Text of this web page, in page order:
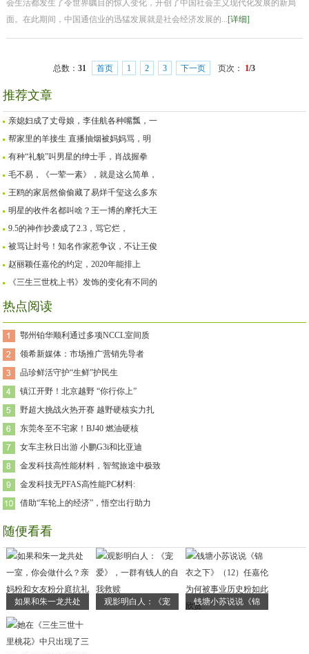
会生活都发生了令世界瞩目的惊人变化，开创了中国社会主义现代化发展的新局
面。在此期间，中国通信业的迅猛发展就是社会经济发展的...[详细]
总数：31 首页 1 2 3 下一页 页次： 1/3
推荐文章
亲媳妇成了丈母娘，李佳航各种嘴瓢，一
帮家里的羊接生 直播抽烟被妈妈骂，明
有种“礼貌”叫男星的绅士手，肖战握拳
毛不易，《一荤一素》，就是这么简单，
王鸥的家居然偷偷藏了易烊千玺这么多东
明星的收件名都叫啥？王一博的摩托大王
9.5的神作抄袭成了2.3，骂它烂，
被骂让封号！知名作家惹争议，不让王俊
赵丽颖任嘉伦的约定，2020年能排上
《三生三世枕上书》发饰的变化有不同的
热点阅读
鄂州铂华顺利通过多项NCCL室间质
领希新媒体：市场推广营销先导者
品珍鲜活守护“生鲜”护民生
镇江开野！北京越野 “你行你上”
野超大挑战火热开赛 越野硬核实力扎
东莞冬至不宅家！BJ40 燃油硬核
女车主秋日出游 小鹏G3i和比亚迪
金发科技高性能材料，智驾旅途中极致
金发科技无PFAS高性能PC材料:
借助“车轮上的经济”，悟空出行助力
随便看看
如果和朱一龙共处 观影明白人：《宠 钱塘小苏说说《锦